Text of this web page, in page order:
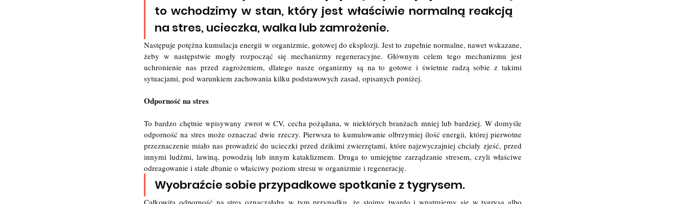
to wchodzimy w stan, który jest właściwie normalną reakcją
na stres, ucieczka, walka lub zamrożenie.
Następuje potężna kumulacja energii w organizmie, gotowej do eksplozji. Jest to zupełnie normalne, nawet wskazane,
żeby w następstwie mogły rozpocząć się mechanizmy regeneracyjne. Głównym celem tego mechanizmu jest
uchronienie nas przed zagrożeniem, dlatego nasze organizmy są na to gotowe i świetnie radzą sobie z takimi
sytuacjami, pod warunkiem zachowania kilku podstawowych zasad, opisanych poniżej.
Odporność na stres
To bardzo chętnie wpisywany zwrot w CV, cecha pożądana, w niektórych branżach mniej lub bardziej. W domyśle
odporność na stres może oznaczać dwie rzeczy. Pierwsza to kumulowanie olbrzymiej ilość energii, której pierwotne
przeznaczenie miało nas prowadzić do ucieczki przed dzikimi zwierzętami, które najzwyczajniej chciały zjeść, przed
innymi ludźmi, lawiną, powodzią lub innym kataklizmem. Druga to umiejętne zarządzanie stresem, czyli właściwe
odreagowanie i stałe dbanie o właściwy poziom stresu w organizmie i regenerację.
Wyobraźcie sobie przypadkowe spotkanie z tygrysem.
Całkowita odporność na stres oznaczałaby w tym przypadku, że stoimy twardo i wpatrujemy się w tygrysa albo